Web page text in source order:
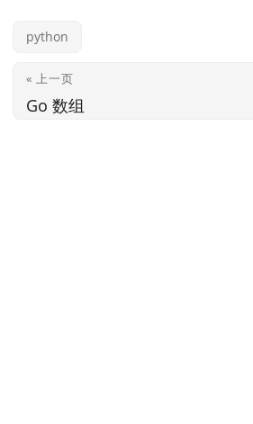
python
« 上一页
Go 数组